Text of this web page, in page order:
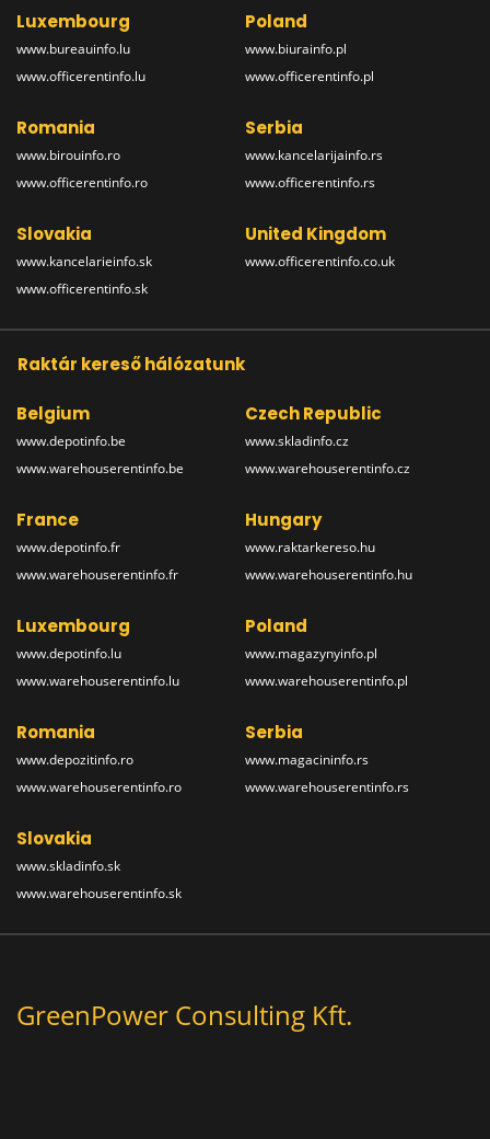
Luxembourg
www.bureauinfo.lu
www.officerentinfo.lu
Poland
www.biurainfo.pl
www.officerentinfo.pl
Romania
www.birouinfo.ro
www.officerentinfo.ro
Serbia
www.kancelarijainfo.rs
www.officerentinfo.rs
Slovakia
www.kancelarieinfo.sk
www.officerentinfo.sk
United Kingdom
www.officerentinfo.co.uk
Raktár kereső hálózatunk
Belgium
www.depotinfo.be
www.warehouserentinfo.be
Czech Republic
www.skladinfo.cz
www.warehouserentinfo.cz
France
www.depotinfo.fr
www.warehouserentinfo.fr
Hungary
www.raktarkereso.hu
www.warehouserentinfo.hu
Luxembourg
www.depotinfo.lu
www.warehouserentinfo.lu
Poland
www.magazynyinfo.pl
www.warehouserentinfo.pl
Romania
www.depozitinfo.ro
www.warehouserentinfo.ro
Serbia
www.magacininfo.rs
www.warehouserentinfo.rs
Slovakia
www.skladinfo.sk
www.warehouserentinfo.sk
GreenPower Consulting Kft.